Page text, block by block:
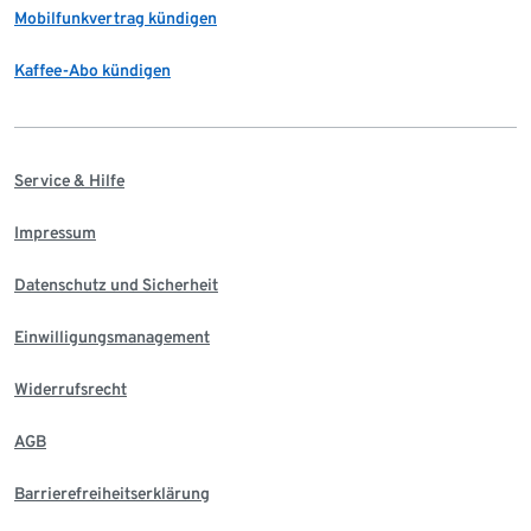
Mobilfunkvertrag kündigen
Kaffee-Abo kündigen
Service & Hilfe
Impressum
Datenschutz und Sicherheit
Einwilligungsmanagement
Widerrufsrecht
AGB
Barrierefreiheitserklärung